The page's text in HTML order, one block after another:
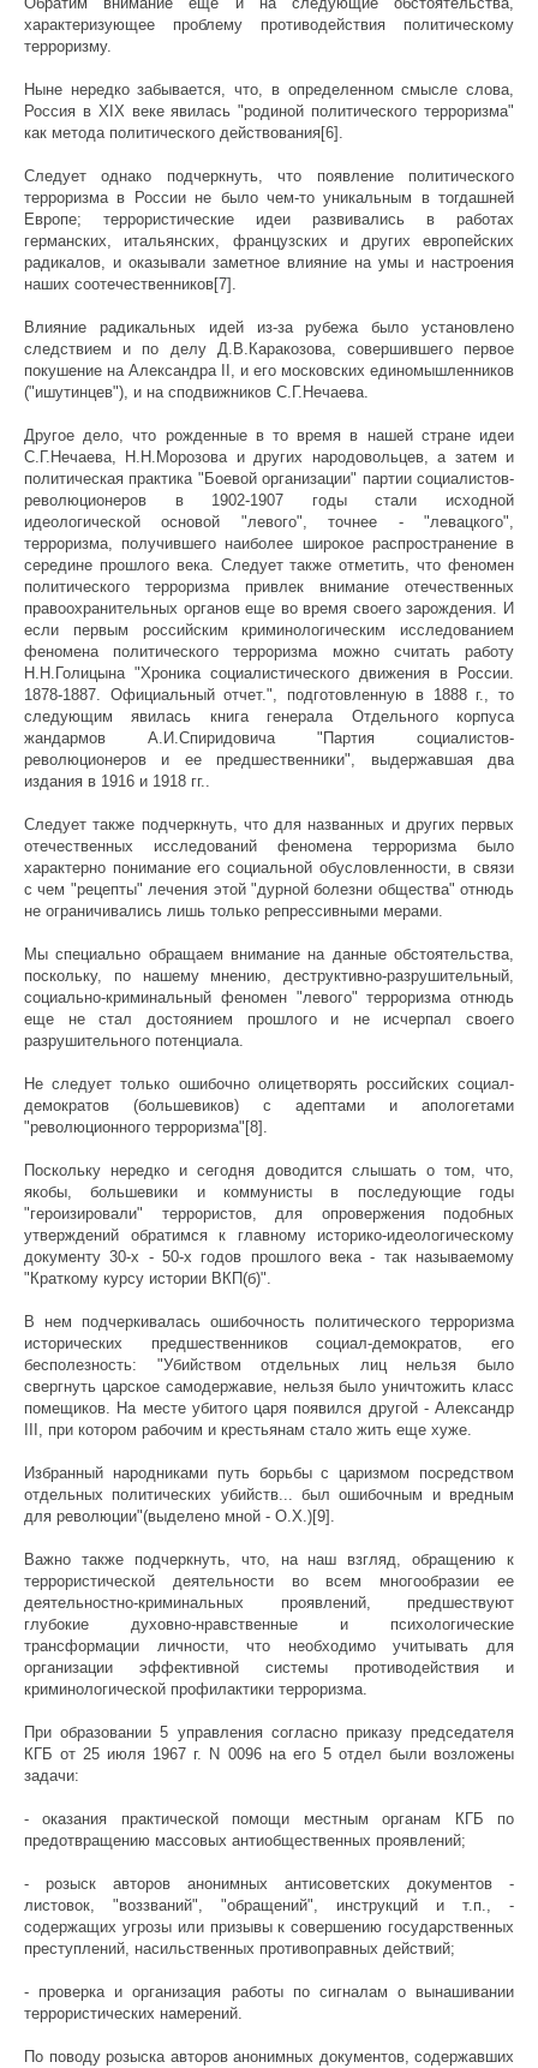
характеризующее проблему противодействия политическому
терроризму.
Ныне нередко забывается, что, в определенном смысле слова,
Россия в XIX веке явилась "родиной политического терроризма"
как метода политического действования[6].
Следует однако подчеркнуть, что появление политического
терроризма в России не было чем-то уникальным в тогдашней
Европе; террористические идеи развивались в работах
германских, итальянских, французских и других европейских
радикалов, и оказывали заметное влияние на умы и настроения
наших соотечественников[7].
Влияние радикальных идей из-за рубежа было установлено
следствием и по делу Д.В.Каракозова, совершившего первое
покушение на Александра II, и его московских единомышленников
("ишутинцев"), и на сподвижников С.Г.Нечаева.
Другое дело, что рожденные в то время в нашей стране идеи
С.Г.Нечаева, Н.Н.Морозова и других народовольцев, а затем и
политическая практика "Боевой организации" партии социалистов-
революционеров в 1902-1907 годы стали исходной
идеологической основой "левого", точнее - "левацкого",
терроризма, получившего наиболее широкое распространение в
середине прошлого века. Следует также отметить, что феномен
политического терроризма привлек внимание отечественных
правоохранительных органов еще во время своего зарождения. И
если первым российским криминологическим исследованием
феномена политического терроризма можно считать работу
Н.Н.Голицына "Хроника социалистического движения в России.
1878-1887. Официальный отчет.", подготовленную в 1888 г., то
следующим явилась книга генерала Отдельного корпуса
жандармов А.И.Спиридовича "Партия социалистов-
революционеров и ее предшественники", выдержавшая два
издания в 1916 и 1918 гг..
Следует также подчеркнуть, что для названных и других первых
отечественных исследований феномена терроризма было
характерно понимание его социальной обусловленности, в связи
с чем "рецепты" лечения этой "дурной болезни общества" отнюдь
не ограничивались лишь только репрессивными мерами.
Мы специально обращаем внимание на данные обстоятельства,
поскольку, по нашему мнению, деструктивно-разрушительный,
социально-криминальный феномен "левого" терроризма отнюдь
еще не стал достоянием прошлого и не исчерпал своего
разрушительного потенциала.
Не следует только ошибочно олицетворять российских социал-
демократов (большевиков) с адептами и апологетами
"революционного терроризма"[8].
Поскольку нередко и сегодня доводится слышать о том, что,
якобы, большевики и коммунисты в последующие годы
"героизировали" террористов, для опровержения подобных
утверждений обратимся к главному историко-идеологическому
документу 30-х - 50-х годов прошлого века - так называемому
"Краткому курсу истории ВКП(б)".
В нем подчеркивалась ошибочность политического терроризма
исторических предшественников социал-демократов, его
бесполезность: "Убийством отдельных лиц нельзя было
свергнуть царское самодержавие, нельзя было уничтожить класс
помещиков. На месте убитого царя появился другой - Александр
III, при котором рабочим и крестьянам стало жить еще хуже.
Избранный народниками путь борьбы с царизмом посредством
отдельных политических убийств... был ошибочным и вредным
для революции"(выделено мной - О.Х.)[9].
Важно также подчеркнуть, что, на наш взгляд, обращению к
террористической деятельности во всем многообразии ее
деятельностно-криминальных проявлений, предшествуют
глубокие духовно-нравственные и психологические
трансформации личности, что необходимо учитывать для
организации эффективной системы противодействия и
криминологической профилактики терроризма.
При образовании 5 управления согласно приказу председателя
КГБ от 25 июля 1967 г. N 0096 на его 5 отдел были возложены
задачи:
- оказания практической помощи местным органам КГБ по
предотвращению массовых антиобщественных проявлений;
- розыск авторов анонимных антисоветских документов -
листовок, "воззваний", "обращений", инструкций и т.п., -
содержащих угрозы или призывы к совершению государственных
преступлений, насильственных противоправных действий;
- проверка и организация работы по сигналам о вынашивании
террористических намерений.
По поводу розыска авторов анонимных документов, содержавших